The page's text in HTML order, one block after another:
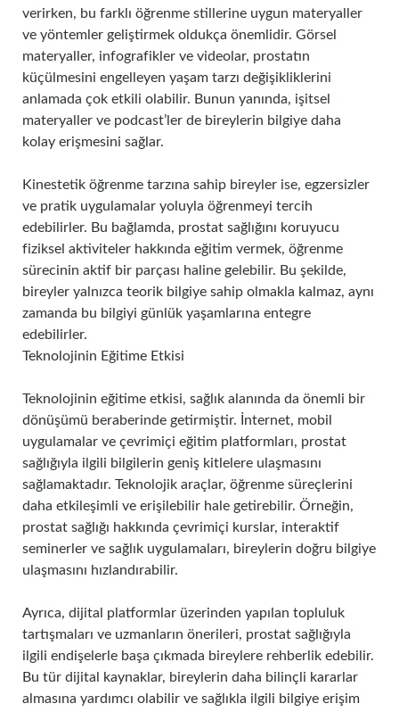
verirken, bu farklı öğrenme stillerine uygun materyaller
ve yöntemler geliştirmek oldukça önemlidir. Görsel
materyaller, infografikler ve videolar, prostatın
küçülmesini engelleyen yaşam tarzı değişikliklerini
anlamada çok etkili olabilir. Bunun yanında, işitsel
materyaller ve podcast’ler de bireylerin bilgiye daha
kolay erişmesini sağlar.
Kinestetik öğrenme tarzına sahip bireyler ise, egzersizler
ve pratik uygulamalar yoluyla öğrenmeyi tercih
edebilirler. Bu bağlamda, prostat sağlığını koruyucu
fiziksel aktiviteler hakkında eğitim vermek, öğrenme
sürecinin aktif bir parçası haline gelebilir. Bu şekilde,
bireyler yalnızca teorik bilgiye sahip olmakla kalmaz, aynı
zamanda bu bilgiyi günlük yaşamlarına entegre
edebilirler.
Teknolojinin Eğitime Etkisi
Teknolojinin eğitime etkisi, sağlık alanında da önemli bir
dönüşümü beraberinde getirmiştir. İnternet, mobil
uygulamalar ve çevrimiçi eğitim platformları, prostat
sağlığıyla ilgili bilgilerin geniş kitlelere ulaşmasını
sağlamaktadır. Teknolojik araçlar, öğrenme süreçlerini
daha etkileşimli ve erişilebilir hale getirebilir. Örneğin,
prostat sağlığı hakkında çevrimiçi kurslar, interaktif
seminerler ve sağlık uygulamaları, bireylerin doğru bilgiye
ulaşmasını hızlandırabilir.
Ayrıca, dijital platformlar üzerinden yapılan topluluk
tartışmaları ve uzmanların önerileri, prostat sağlığıyla
ilgili endişelerle başa çıkmada bireylere rehberlik edebilir.
Bu tür dijital kaynaklar, bireylerin daha bilinçli kararlar
almasına yardımcı olabilir ve sağlıkla ilgili bilgiye erişim